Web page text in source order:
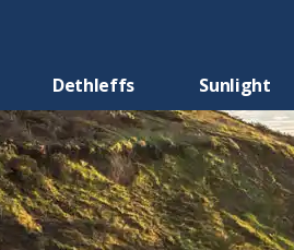
Dethleffs Sunlight